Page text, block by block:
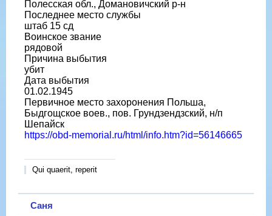
Полесская обл., Домановичский р-н
Последнее место службы
штаб 15 сд
Воинское звание
рядовой
Причина выбытия
убит
Дата выбытия
01.02.1945
Первичное место захоронения Польша,
Быдгощское воев., пов. Грундзендзский, н/п
Шепайск
https://obd-memorial.ru/html/info.htm?id=56146665
Qui quaerit, reperit
Саня